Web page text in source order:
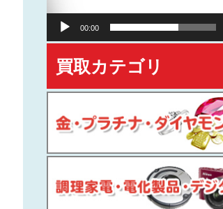
ヤ
00:00
買取カテゴリ